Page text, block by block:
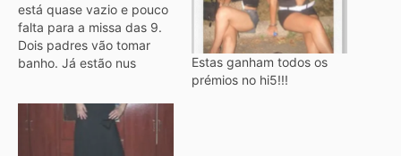
está quase vazio e pouco
falta para a missa das 9.
Dois padres vão tomar
banho. Já estão nus
fez esquecer. Diz um
deles: - Vou num instante
ao meu quarto que fica
Estas ganham todos os
prémios no hi5!!!